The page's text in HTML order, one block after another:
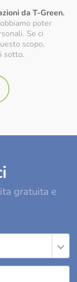
da T-Green.
poter
Se ci
scopo,
sotto.
gratuita e